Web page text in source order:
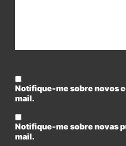
Notifique-me sobre novos
mail.
Notifique-me sobre novas
mail.